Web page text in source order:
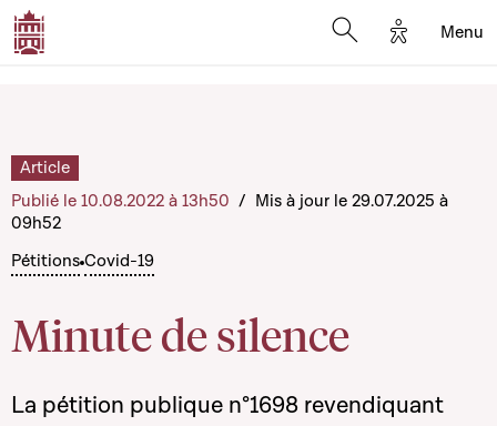
Options
Menu
Pétitions Covid-19
Minute de silence
Article
Publié le 10.08.2022 à 13h50 / Mis à jour le 29.07.2025 à
09h52
La pétition publique n°1698 revendiquant